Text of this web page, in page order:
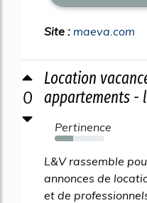
Site : maeva.com
0
Location
appartements -
Pertinence
37%
L&V rassemble
annonces de
et de